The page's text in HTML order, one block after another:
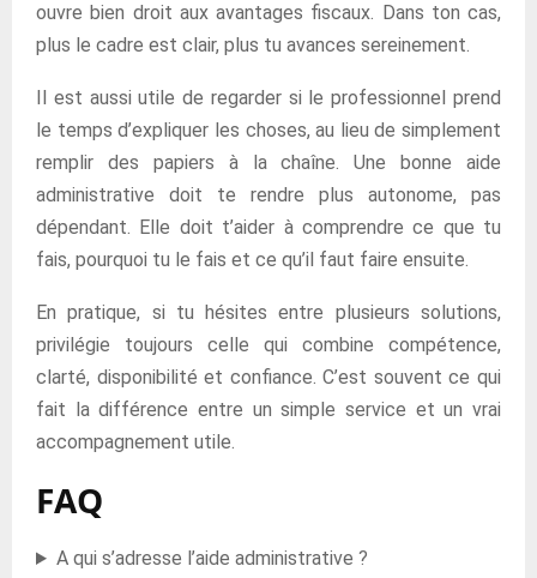
ouvre bien droit aux avantages fiscaux. Dans ton cas,
plus le cadre est clair, plus tu avances sereinement.
Il est aussi utile de regarder si le professionnel prend
le temps d’expliquer les choses, au lieu de simplement
remplir des papiers à la chaîne. Une bonne aide
administrative doit te rendre plus autonome, pas
dépendant. Elle doit t’aider à comprendre ce que tu
fais, pourquoi tu le fais et ce qu’il faut faire ensuite.
En pratique, si tu hésites entre plusieurs solutions,
privilégie toujours celle qui combine compétence,
clarté, disponibilité et confiance. C’est souvent ce qui
fait la différence entre un simple service et un vrai
accompagnement utile.
FAQ
A qui s’adresse l’aide administrative ?